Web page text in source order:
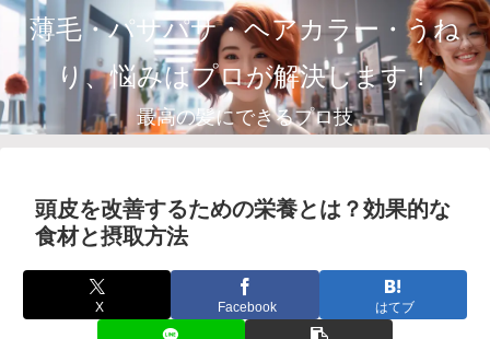
薄毛・パサパサ・ヘアカラー・うね
り、悩みはプロが解決します！
最高の髪にできるプロ技
頭皮を改善するための栄養とは？効果的な
食材と摂取方法
X Facebook はてブ